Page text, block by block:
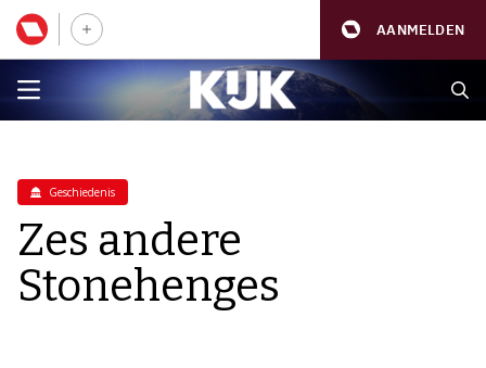
AANMELDEN
Geschiedenis
Zes andere
Stonehenges